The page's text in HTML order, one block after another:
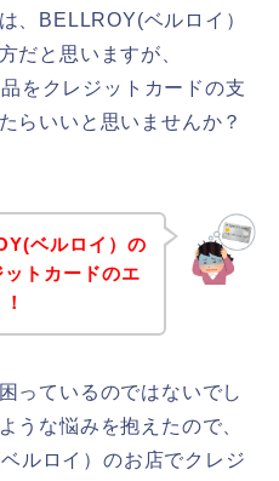
、BELLROY(ベルロイ）
だと思いますが、
をクレジットカードの支
らいいと思いませんか？
ベルロイ）の
トカードのエ
っているのではないでし
うな悩みを抱えたので、
ルロイ）のお店でクレジ